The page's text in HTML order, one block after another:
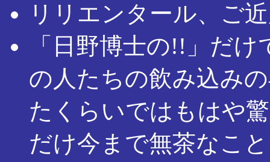
リリエンタール、ご
「日野博士の!!」だ
の人たちの飲み込み
たくらいではもはや
だけ今まで無茶なこ